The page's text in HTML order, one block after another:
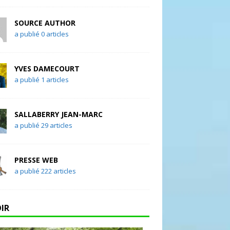
SOURCE AUTHOR
a publié 0 articles
YVES DAMECOURT
a publié 1 articles
SALLABERRY JEAN-MARC
a publié 29 articles
PRESSE WEB
a publié 222 articles